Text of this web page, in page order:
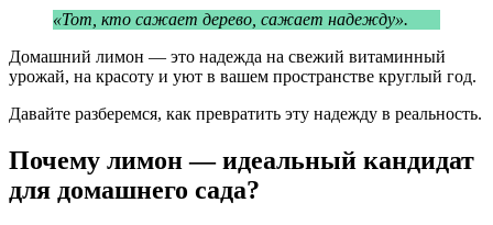
«Тот, кто сажает дерево, сажает надежду».
Домашний лимон — это надежда на свежий витаминный
урожай, на красоту и уют в вашем пространстве круглый год.
Давайте разберемся, как превратить эту надежду в реальность.
Почему лимон — идеальный кандидат
для домашнего сада?